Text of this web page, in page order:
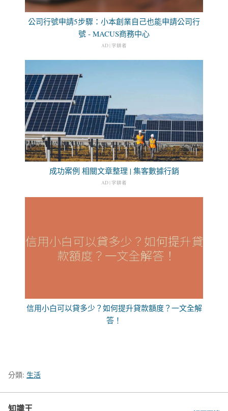
公司行號申請5步驟：小本創業自己也能申請公司行
號 - MACUS商務中心
AD | 字耕者
成功案例 相關文章整理 | 集客數據行銷
AD | 字耕者
信用小白可以貸多少？如何提升貸款額度？一文全解
答！
分類: 生活
知識王